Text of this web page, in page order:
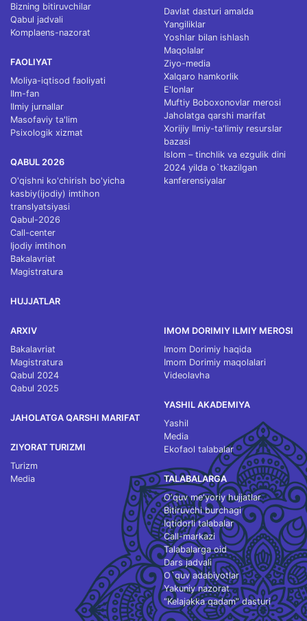
Bizning bitiruvchilar
Qabul jadvali
Komplaens-nazorat
FAOLIYAT
Moliya-iqtisod faoliyati
Ilm-fan
Ilmiy jurnallar
Masofaviy ta'lim
Psixologik xizmat
QABUL 2026
O'qishni ko'chirish bo'yicha
kasbiy(ijodiy) imtihon
translyatsiyasi
Qabul-2026
Call-center
Ijodiy imtihon
Bakalavriat
Magistratura
HUJJATLAR
Davlat dasturi amalda
Yangiliklar
Yoshlar bilan ishlash
Maqolalar
Ziyo-media
Xalqaro hamkorlik
E'lonlar
Muftiy Boboxonovlar merosi
Jaholatga qarshi marifat
Xorijiy Ilmiy-ta'limiy resurslar
bazasi
Islom – tinchlik va ezgulik dini
2024 yilda o`tkazilgan
kanferensiyalar
ARXIV
Bakalavriat
Magistratura
Qabul 2024
Qabul 2025
JAHOLATGA QARSHI MARIFAT
ZIYORAT TURIZMI
Turizm
Media
IMOM DORIMIY ILMIY MEROSI
Imom Dorimiy haqida
Imom Dorimiy maqolalari
Videolavha
YASHIL AKADEMIYA
Yashil
Media
Ekofaol talabalar
TALABALARGA
O‘quv me'yoriy hujjatlar
Bitiruvchi burchagi
Iqtidorli talabalar
Call-markazi
Talabalarga oid
Dars jadvali
O`quv adabiyotlar
Yakuniy nazorat
“Kelajakka qadam” dasturi